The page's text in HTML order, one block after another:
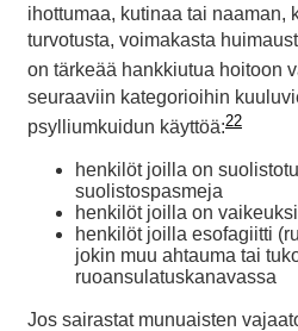
ihottumaa, kutinaa tai naaman,
turvotusta, voimakasta
on tärkeää hankkiutua hoitoon
seuraaviin kategorioihin
psylliumkuidun käyttöä:22
henkilöt joilla on
suolistospasmeja
henkilöt joilla on
henkilöt joilla esofagiitti
jokin muu ahtauma tai
ruoansulatuskanavassa
Jos sairastat munuaisten